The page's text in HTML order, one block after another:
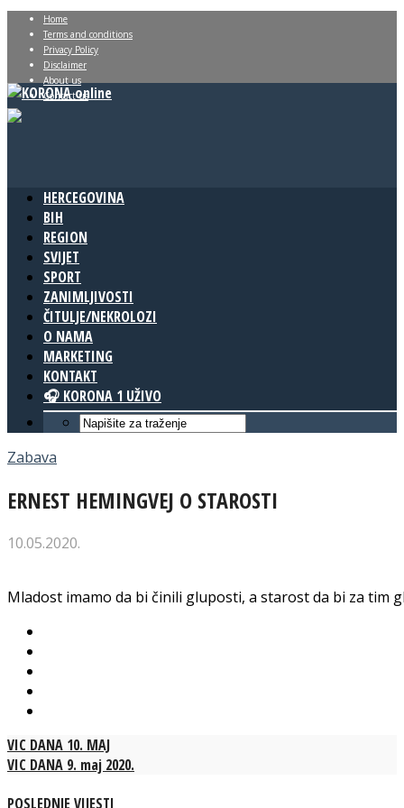
Home
Terms and conditions
Privacy Policy
Disclaimer
About us
Contact us
HERCEGOVINA
BIH
REGION
SVIJET
SPORT
ZANIMLJIVOSTI
ČITULJE/NEKROLOZI
O NAMA
MARKETING
KONTAKT
🎧 KORONA 1 UŽIVO
Zabava
ERNEST HEMINGVEJ O STAROSTI
10.05.2020.
Mladost imamo da bi činili gluposti, a starost da bi za tim
VIC DANA 10. MAJ
VIC DANA 9. maj 2020.
POSLEDNJE VIJESTI